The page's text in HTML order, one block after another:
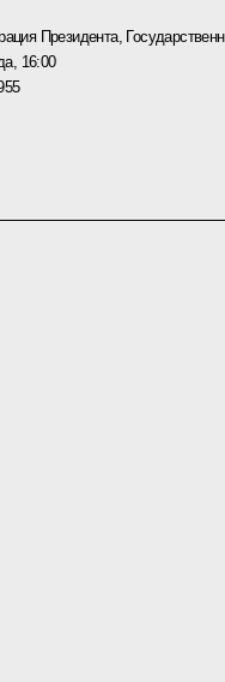
Президента,
16:00